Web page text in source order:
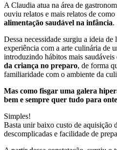
A Claudia atua na área de
ouviu relatos e mais relatos de
alimentação saudável na infância.
Dessa necessidade surgiu a ideia de
experiência com a arte culinária de
introduzindo hábitos mais saudáveis
da criança no preparo, de forma
familiaridade com o ambiente da
Mas como fisgar uma galera
bem e sempre quer tudo para
Simples!
Basta unir baixo custo de aquisição
descomplicadas e facilidade de